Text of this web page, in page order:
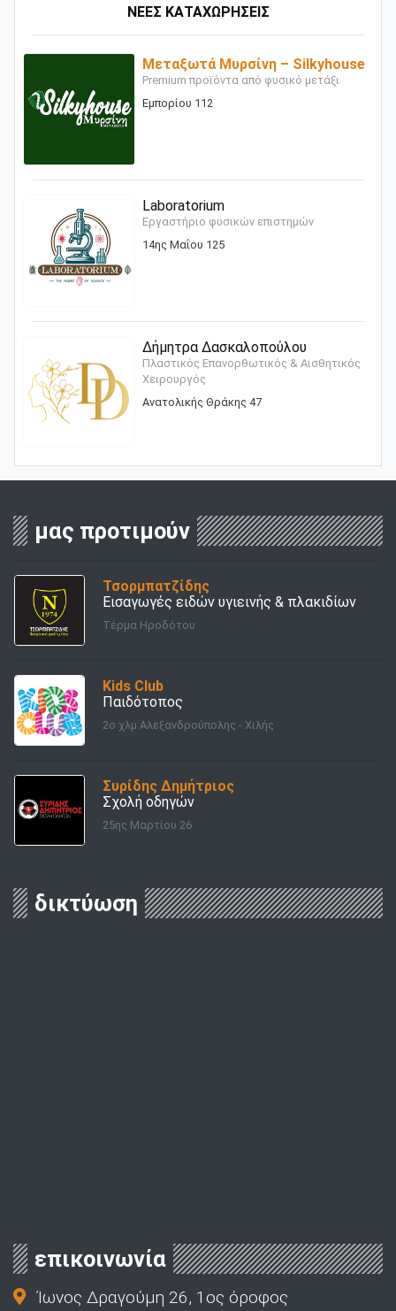
ΝΕΕΣ ΚΑΤΑΧΩΡΗΣΕΙΣ
Μεταξωτά Μυρσίνη – Silkyhouse
Premium προϊόντα από φυσικό μετάξι
Εμπορίου 112
Laboratorium
Εργαστήριο φυσικών επιστημών
14ης Μαΐου 125
Δήμητρα Δασκαλοπούλου
Πλαστικός Επανορθωτικός & Αισθητικός
Χειρουργός
Ανατολικής Θράκης 47
μας προτιμούν
Τσορμπατζίδης
Εισαγωγές ειδών υγιεινής & πλακιδίων
Τέρμα Ηροδότου
Kids Club
Παιδότοπος
2o χλμ Αλεξανδρούπολης - Χιλής
Συρίδης Δημήτριος
Σχολή οδηγών
25ης Μαρτίου 26
δικτύωση
επικοινωνία
Ίωνος Δραγούμη 26, 1ος όροφος